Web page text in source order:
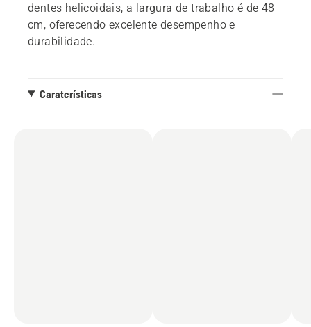
dentes helicoidais, a largura de trabalho é de 48
cm, oferecendo excelente desempenho e
durabilidade.
Caraterísticas